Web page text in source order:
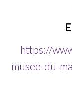
https://
musee-du-